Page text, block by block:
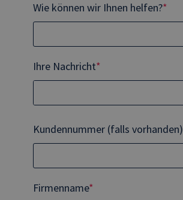
Wie können wir Ihnen helfen?*
Ihre Nachricht*
Kundennummer (falls vorhanden)
Firmenname*